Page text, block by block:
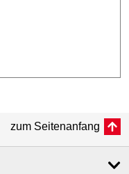
zum Seitenanfang